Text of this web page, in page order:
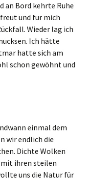
an Bord kehrte Ruhe
und für mich
Wieder lag ich
Ich hätte
hatte sich am
schon gewöhnt und
einmal dem
wir endlich die
Dichte Wolken
mit ihren steilen
uns die Natur für